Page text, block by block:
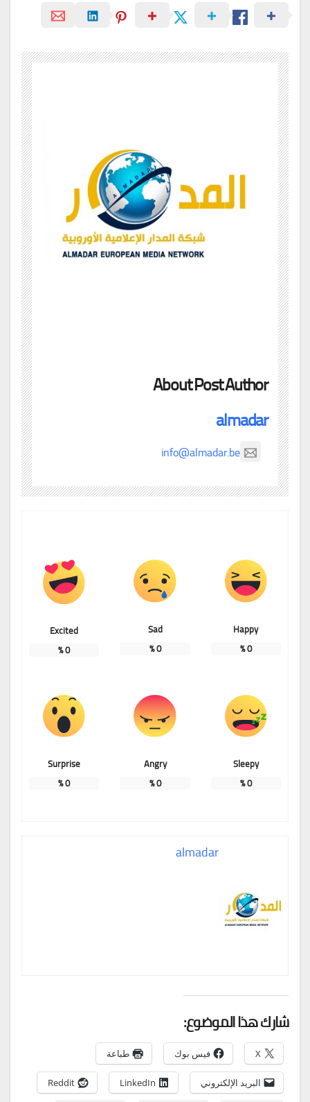
About Post Author
almadar
info@almadar.be
Happy
0
%
Sad
0
%
Excited
0
%
Sleepy
0
%
Angry
0
%
Surprise
0
%
almadar
شارك هذا الموضوع:
X فيس بوك طباعة
البريد الإلكتروني LinkedIn
Reddit